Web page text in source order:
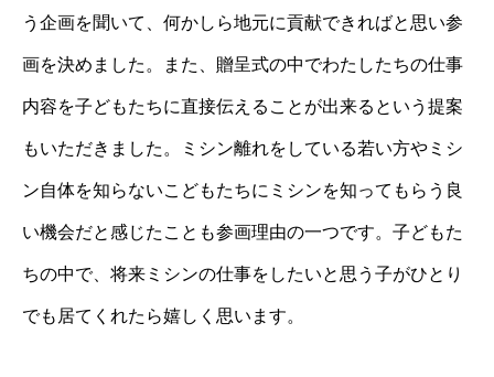
う企画を聞いて、何かしら地元に貢献できればと思い参
画を決めました。また、贈呈式の中でわたしたちの仕事
内容を子どもたちに直接伝えることが出来るという提案
もいただきました。ミシン離れをしている若い方やミシ
ン自体を知らないこどもたちにミシンを知ってもらう良
い機会だと感じたことも参画理由の一つです。子どもた
ちの中で、将来ミシンの仕事をしたいと思う子がひとり
でも居てくれたら嬉しく思います。